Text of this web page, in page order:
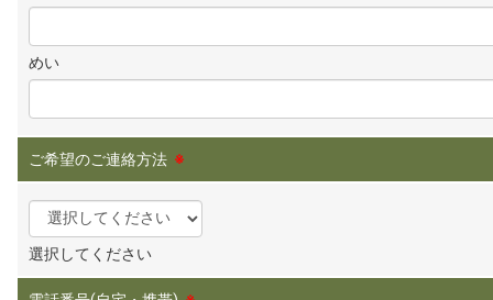
めい
ご希望のご連絡方法 ※
選択してください